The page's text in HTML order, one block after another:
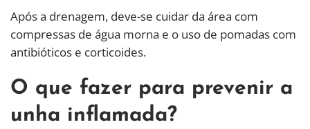
Após a drenagem, deve-se cuidar da área com
compressas de água morna e o uso de pomadas com
antibióticos e corticoides.
O que fazer para prevenir a
unha inflamada?